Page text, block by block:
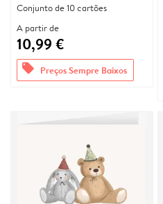
Conjunto de 10 cartões
A partir de
10,99 €
offers Preços Sempre Baixos